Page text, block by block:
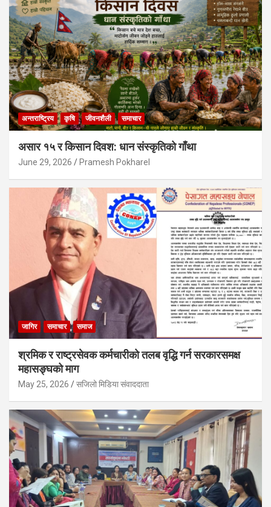
अन्तराष्ट्रिय कृषि जीवनशैली समाचार
असार १५ र किसान दिवश: धान संस्कृतिको गाँथा
June 29, 2026 Pramesh Pokharel
जागिर समाचार समाज
श्रमिक र राष्ट्रसेवक कर्मचारीको तलब वृद्धि गर्न सरकारसमक्ष
महासङ्घको माग
May 25, 2026 सजिलो मिडिया संवाददाता